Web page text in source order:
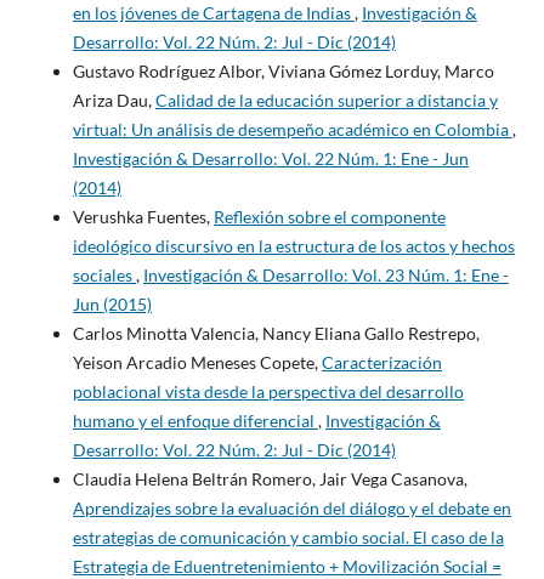
en los jóvenes de Cartagena de Indias, Investigación &
Desarrollo: Vol. 22 Núm. 2: Jul - Dic (2014)
Gustavo Rodríguez Albor, Viviana Gómez Lorduy, Marco
Ariza Dau,Calidad de la educación superior a distancia y
virtual: Un análisis de desempeño académico en Colombia,
Investigación & Desarrollo: Vol. 22 Núm. 1: Ene - Jun
(2014)
Verushka Fuentes, Reflexión sobre el componente
ideológico discursivo en la estructura de los actos y hechos
sociales, Investigación & Desarrollo: Vol. 23 Núm. 1: Ene -
Jun (2015)
Carlos Minotta Valencia, Nancy Eliana Gallo Restrepo,
Yeison Arcadio Meneses Copete,Caracterización
poblacional vista desde la perspectiva del desarrollo
humano y el enfoque diferencial , Investigación &
Desarrollo: Vol. 22 Núm. 2: Jul - Dic (2014)
Claudia Helena Beltrán Romero, Jair Vega Casanova,
Aprendizajes sobre la evaluación del diálogo y el debate en
estrategias de comunicación y cambio social. El caso de la
Estrategia de Eduentretenimiento + Movilización Social =